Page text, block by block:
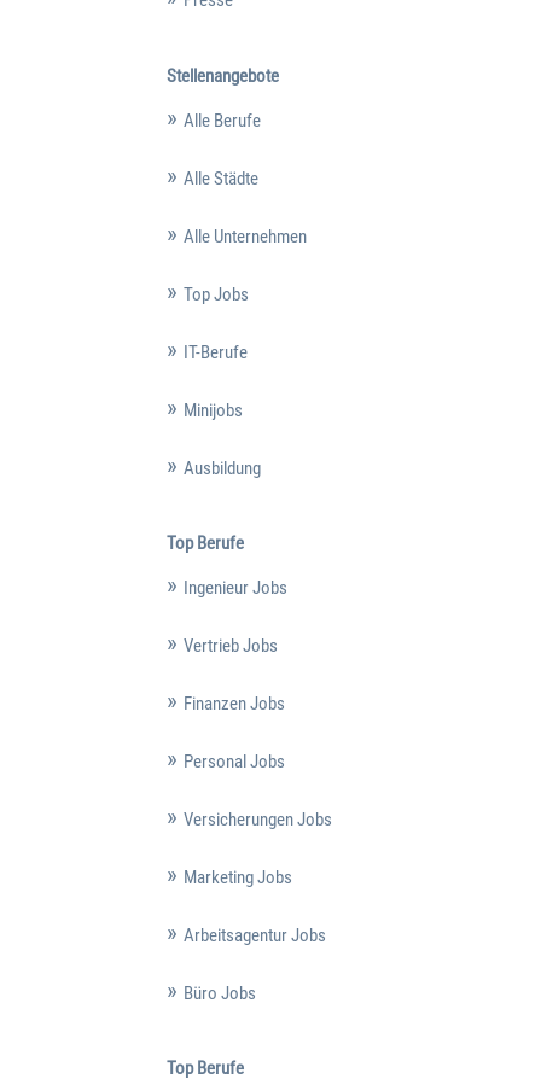
Stellenangebote
Alle Berufe
Alle Städte
Alle Unternehmen
Top Jobs
IT-Berufe
Minijobs
Ausbildung
Top Berufe
Ingenieur Jobs
Vertrieb Jobs
Finanzen Jobs
Personal Jobs
Versicherungen Jobs
Marketing Jobs
Arbeitsagentur Jobs
Büro Jobs
Top Berufe